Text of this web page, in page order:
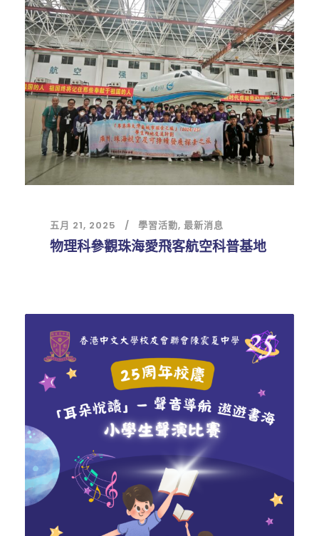
五月 21, 2025 學習活動, 最新消息
物理科參觀珠海愛飛客航空科普基地